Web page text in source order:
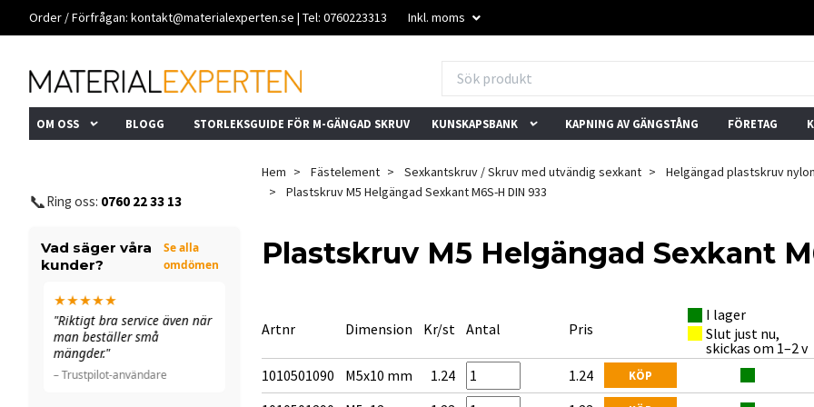
Order / Förfrågan: kontakt@materialexperten.se | Tel: 0760223313 Inkl. moms
OM OSS BLOGG STORLEKSGUIDE FÖR M-GÄNGAD SKRUV KUNSKAPSBANK KAPNING AV GÄNGSTÅNG FÖRETAG
📞Ring oss: 0760 22 33 13
Vad säger våra
kunder?
Se alla
omdömen
★★★★★
"Riktigt bra service även när
man beställer små
mängder."
– Trustpilot-användare
"Allt funkade bra. De ringde
till och med för att
– Trustpilot-användare
"Mixade skruvar i små
mängder? Inget problem
– Trustpilot-användare
"Trevlig kundservice och
snabba svar. Löste vårt
problem direkt."
– Trustpilot-användare
Hem Fästelement Sexkantskruv / Skruv med utvändig sexkant
Helgängad plastskruv
Plastskruv M5 Helgängad Sexkant M6S-H DIN 933
Plastskruv M5 Helgängad Sexkant
Artnr Dimension Kr/st Antal Pris
I lager
Slut just nu,
skickas om 1–2 v
1010501090
M5x10 mm 1.24 1.24 KÖP